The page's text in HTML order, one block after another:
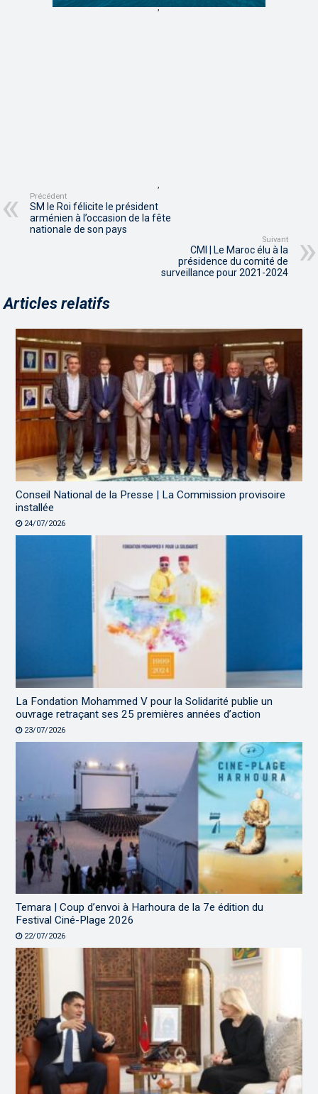
,
,
Précédent
SM le Roi félicite le président
arménien à l’occasion de la fête
nationale de son pays
Suivant
CMI | Le Maroc élu à la
présidence du comité de
surveillance pour 2021-2024
Articles relatifs
Conseil National de la Presse | La Commission provisoire
installée
24/07/2026
La Fondation Mohammed V pour la Solidarité publie un
ouvrage retraçant ses 25 premières années d’action
23/07/2026
Temara | Coup d’envoi à Harhoura de la 7e édition du
Festival Ciné-Plage 2026
22/07/2026